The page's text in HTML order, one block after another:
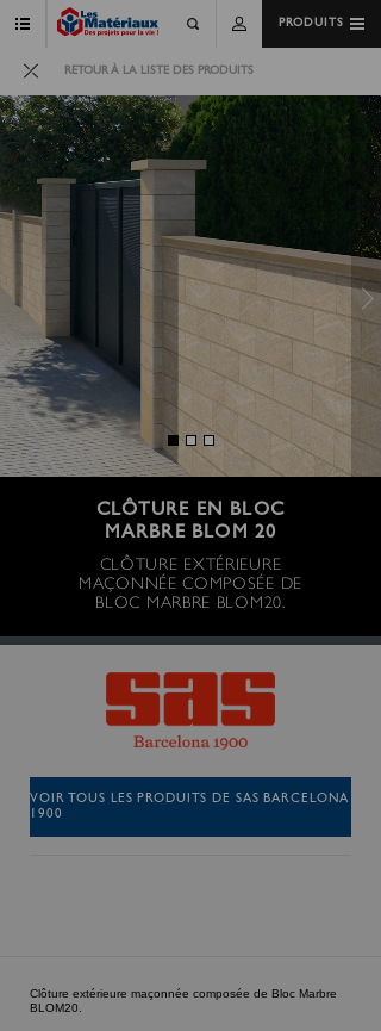
PRODUITS
RETOUR À LA LISTE DES PRODUITS
CLÔTURE EN BLOC
MARBRE BLOM 20
CLÔTURE EXTÉRIEURE
MAÇONNÉE COMPOSÉE DE
BLOC MARBRE BLOM20.
VOIR TOUS LES PRODUITS DE SAS BARCELONA
1900
Clôture extérieure maçonnée composée de Bloc Marbre
BLOM20.